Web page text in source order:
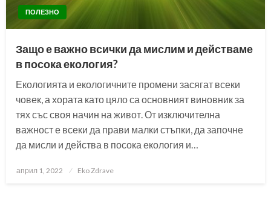
ПОЛЕЗНО
Защо е важно всички да мислим и действаме
в посока екология?
Екологията и екологичните промени засягат всеки
човек, а хората като цяло са основният виновник за
тях със своя начин на живот. От изключителна
важност е всеки да прави малки стъпки, да започне
да мисли и действа в посока екология и…
Posted
април 1, 2022 Eko Zdrave